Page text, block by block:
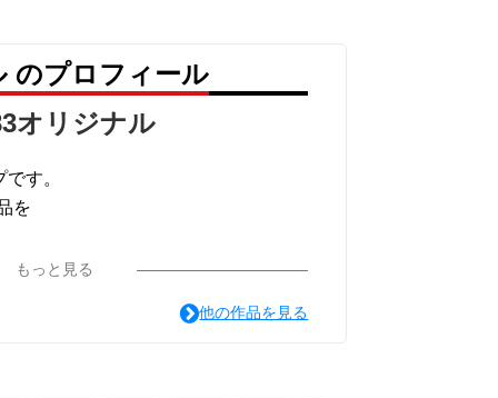
のプロフィール
オリジナル
す。
を
す。
もっと見る
他の作品を見る